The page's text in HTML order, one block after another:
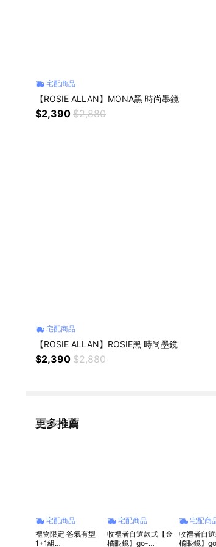
宅配商品
【ROSIE ALLAN】MONA黑 時尚墨鏡
$2,390 $2,880
宅配商品
【ROSIE ALLAN】ROSIE黑 時尚墨鏡
$2,390 $2,880
更多推薦
看更多
宅配商品
禮物限定 爸氣有型
1+1組
宅配商品
收禮者自選款式【金
橘眼鏡】go-
宅配商
收禮者自
橘眼鏡】